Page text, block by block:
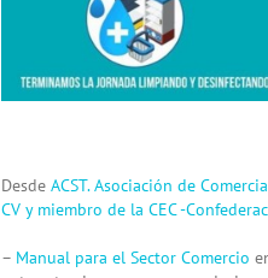
Desde ACST. Asociación de
CV y miembro de la CEC -
– Manual para el Sector Comercio